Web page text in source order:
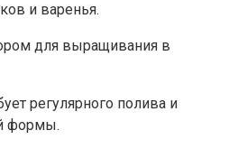
и варенья.
для выращивания в
регулярного полива и
формы.